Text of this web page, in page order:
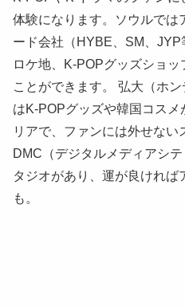
体験になります。ソウルでは
ード会社（HYBE、SM、
ロケ地、K-POPグッズショ
ことができます。 弘大（ホン
はK-POPグッズや韓国コス
リアで、ファンには外せない
DMC（デジタルメディアシ
タジオがあり、運が良ければ
も。